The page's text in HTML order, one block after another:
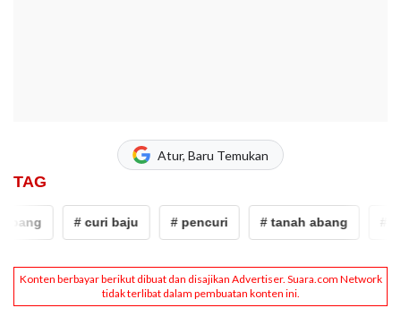
Atur, Baru Temukan
TAG
# curi baju # pencuri # tanah abang #